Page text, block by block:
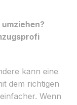
kann eine
dem richtigen
Wenn